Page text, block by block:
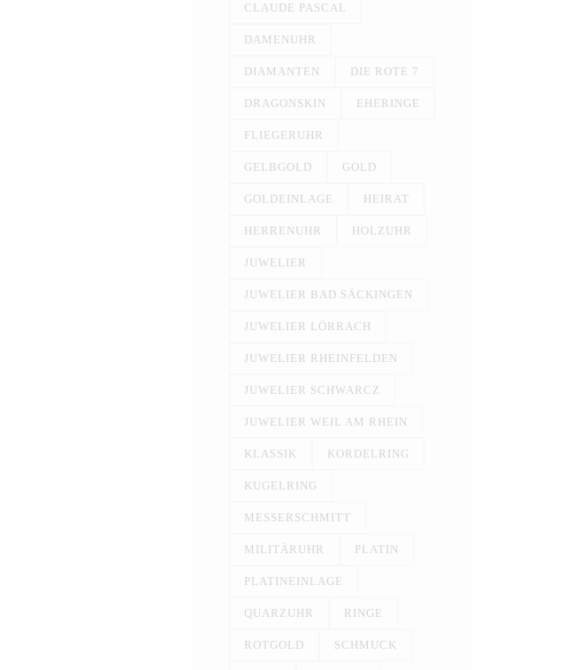
CLAUDE PASCAL
DAMENUHR
DIAMANTEN DIE ROTE 7
DRAGONSKIN EHERINGE
FLIEGERUHR
GELBGOLD GOLD
GOLDEINLAGE HEIRAT
HERRENUHR HOLZUHR
JUWELIER
JUWELIER BAD SÄCKINGEN
JUWELIER LÖRRACH
JUWELIER RHEINFELDEN
JUWELIER SCHWARCZ
JUWELIER WEIL AM RHEIN
KLASSIK KORDELRING
KUGELRING
MESSERSCHMITT
MILITÄRUHR PLATIN
PLATINEINLAGE
QUARZUHR RINGE
ROTGOLD SCHMUCK